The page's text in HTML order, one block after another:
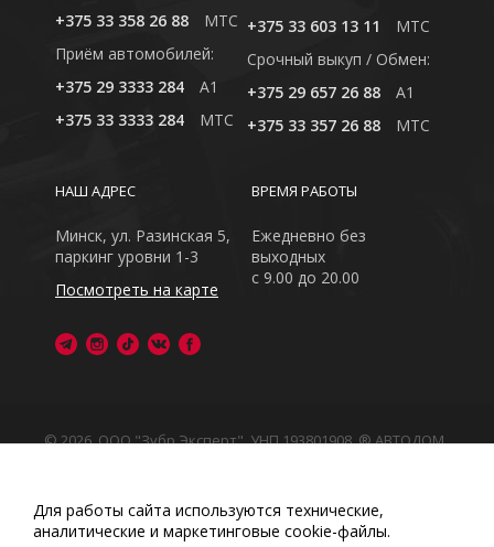
+375 33 358 26 88
MTC
Приём автомобилей:
+375 29 3333 284
A1
+375 33 3333 284
MTC
+375 33 603 13 11
MTC
Cрочный выкуп / Обмен:
+375 29 657 26 88
A1
+375 33 357 26 88
MTC
ВРЕМЯ РАБОТЫ
Ежедневно без
выходных
с 9.00 до 20.00
НАШ АДРЕС
Минск, ул. Разинская 5,
паркинг уровни 1-3
Посмотреть на карте
© 2026, ООО "Зубр Эксперт", УНП 193801908. ® АВТОДОМ
Обращаем Ваше внимание на то, что данный интернет-
сайт носит исключительно информационный характер
Любое использование либо копирование материалов
Для работы сайта используются технические,
аналитические и маркетинговые сооkіе-файлы.